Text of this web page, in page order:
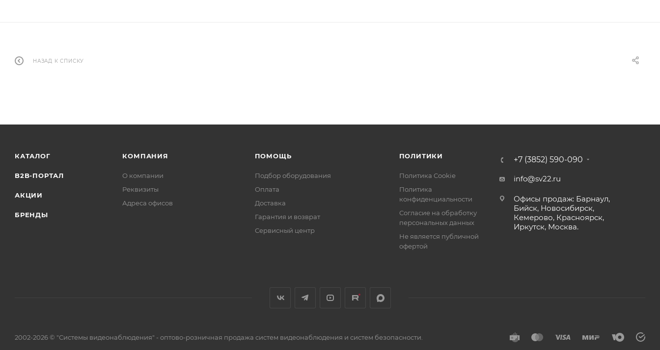
НАЗАД К СПИСКУ
КАТАЛОГ
B2B-ПОРТАЛ
АКЦИИ
БРЕНДЫ
КОМПАНИЯ
О компании
Реквизиты
Адреса офисов
ПОМОЩЬ
Подбор оборудования
Оплата
Доставка
Гарантия и возврат
Сервисный центр
ПОЛИТИКИ
Политика Cookie
Политика
конфиденциальности
Согласие на обработку
персональных данных
Не является публичной
офертой
+7 (3852) 590-090
info@sv22.ru
Офисы продаж: Барнаул,
Бийск, Новосибирск,
Кемерово, Красноярск,
Иркутск, Москва.
2002-2026 © "Системы видеонаблюдения" - оптово-розничная продажа систем видеонаблюдения и систем безопасности.